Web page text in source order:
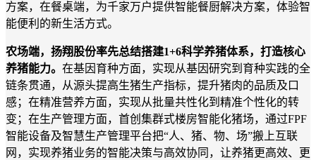
方案，在餐桌端，为千家万户提供智能餐厨解决方案，体验智
能便利的新生活方式。
农场端，扬翔股份率先总结搭建1+6科学养猪体系，打造核心
养猪能力。 在基因育种方面，实现从基因研究到育种实践的全
链条贯通，从源头提高生猪生产指标，提升猪肉的品质及口
感；在精准营养方面，实现从批量共性化到精准个性化的转
变；在生产管理方面，首创集群式楼房智能化猪场，通过FPF
智能设备及智慧生产管理平台把“人、猪、物、场”搬上互联
网，实现养猪业务的智能决策与高效协同，让养猪更高效、更